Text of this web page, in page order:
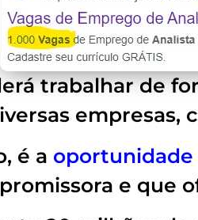
trabalhar de
empresas,
é a oportunidade
promissora e que